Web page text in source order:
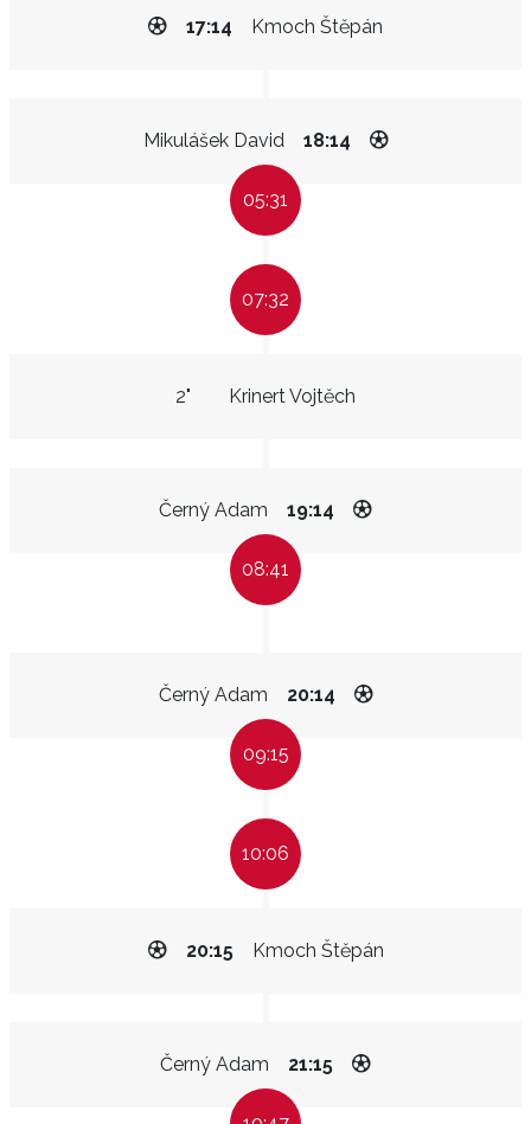
Kmoch Štěpán
17:14
Mikulášek David 18:14
05:31
07:32
Krinert Vojtěch
2"
Černý Adam 19:14
08:41
Černý Adam 20:14
09:15
10:06
Kmoch Štěpán
20:15
Černý Adam 21:15